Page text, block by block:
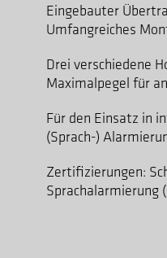
Eingebauter
Umfangreiches
Drei verschiedene
Maximalpegel für
Für den Einsatz in
(Sprach-)
Zertifizierungen:
Sprachalarmierung